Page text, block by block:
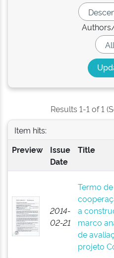
Results 1-1 of 1
Item hits:
Preview
Issue
Date
Title
2014-
02-21
Termo de
a
marco
de
projeto